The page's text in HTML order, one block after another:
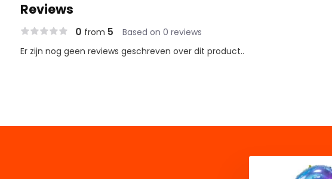
Reviews
0 from 5 Based on 0 reviews
Er zijn nog geen reviews geschreven over dit product..